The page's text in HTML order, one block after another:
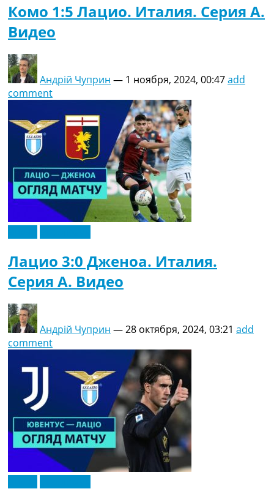
Комо 1:5 Лацио. Италия. Серия A.
Видео
Андрій Чуприн — 1 ноября, 2024, 00:47add
comment
Лацио 3:0 Дженоа. Италия.
Серия A. Видео
Андрій Чуприн —28 октября, 2024, 03:21 add
comment